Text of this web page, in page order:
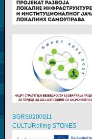
BGRS0200011
CULTURolling STONES